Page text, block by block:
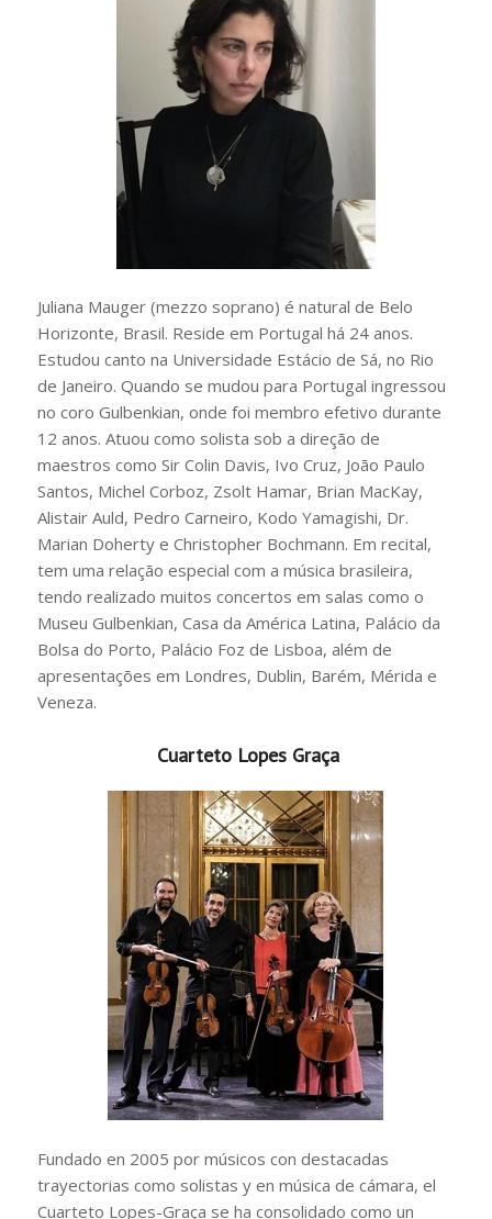
Juliana Mauger (mezzo soprano) é natural de Belo
Horizonte, Brasil. Reside em Portugal há 24 anos.
Estudou canto na Universidade Estácio de Sá, no Rio
de Janeiro. Quando se mudou para Portugal ingressou
no coro Gulbenkian, onde foi membro efetivo durante
12 anos. Atuou como solista sob a direção de
maestros como Sir Colin Davis, Ivo Cruz, João Paulo
Santos, Michel Corboz, Zsolt Hamar, Brian MacKay,
Alistair Auld, Pedro Carneiro, Kodo Yamagishi, Dr.
Marian Doherty e Christopher Bochmann. Em recital,
tem uma relação especial com a música brasileira,
tendo realizado muitos concertos em salas como o
Museu Gulbenkian, Casa da América Latina, Palácio da
Bolsa do Porto, Palácio Foz de Lisboa, além de
apresentações em Londres, Dublin, Barém, Mérida e
Veneza.
Cuarteto Lopes Graça
Fundado en 2005 por músicos con destacadas
trayectorias como solistas y en música de cámara, el
Cuarteto Lopes-Graça se ha consolidado como un